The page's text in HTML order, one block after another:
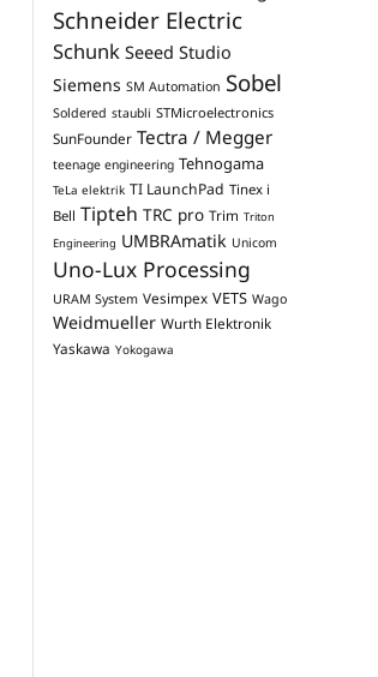
Schneider Electric
Schunk Seeed Studio
Siemens SM Automation Sobel
Soldered staubli STMicroelectronics
SunFounder Tectra / Megger
teenage engineering Tehnogama
TeLa elektrik TI LaunchPad Tinex i
Bell Tipteh TRC pro Trim Triton
Engineering UMBRAmatik Unicom
Uno-Lux Processing
URAM System Vesimpex VETS Wago
Weidmueller Wurth Elektronik
Yaskawa Yokogawa